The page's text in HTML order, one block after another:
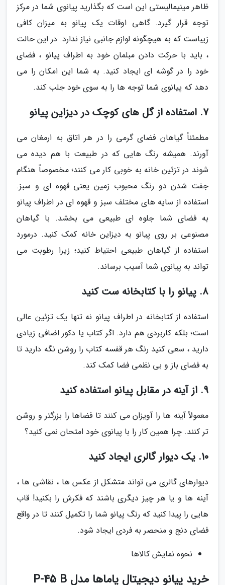
ظاهر مینیمالیستی این است که بگذارید پیانوی شما در مرکز
توجه قرار گیرد. گاهی اوقات یک پیانو به میزان کافی
زیباست که به هیچگونه لوازم جانبی نیاز ندارد. در این حالت
، باید با حرکت دادن مبلمان خود به اطراف پیانو ، فضای
خود را در گوشه ای ایجاد کنید. به شما این امکان را می
دهد که پیانوی شما توجه ها را به سوی خود جلب کند.
7. استفاده از گل های کوچک در دیزاین پیانو
مطمئناً گیاهان فضای گرمی را در هر اتاق به ارمغان می
آورند. همیشه رنگ هایی که در طبیعت با هم دیده می
شوند در تزئین خانه به خوبی کار می کنند؛ مخصوصاً هنگام
جفت شدن دو رنگ محبوب زمین یعنی قهوه ای و سبز.
استفاده از سایه های مختلف سبز و قهوه ای در اطراف پیانو
به فضای شما جلوه ای طبیعی می بخشد. با گیاهان
مصنوعی بر روی پیانو به دیزاین خانه کمک کنید. درمورد
استفاده از گیاهان طبیعی احتیاط کنید؛ زیرا رطوبت می
تواند به پیانوی شما آسیب برساند.
8. پیانو را با کتابخانه ست کنید
استفاده از کتابخانه در اطراف پیانو نه تنها یک تزئین عالی
است؛ بلکه کاربردی هم دارد. اگر کتاب یا دکور اضافی زیادی
دارید ، سعی کنید رنگ هر قفسه کتاب را روشن نگه دارید تا
به فضای باز و بی نظمی فضا کمک کند.
9. از آینه در مقابل پیانو استفاده کنید
معمولاً آینه ها را آویزان می کنند تا فضاها را بزرگتر و روشن
تر کنند. چرا همین کار را با پیانوی خود امتحان نمی کنید؟
10. یک دیوار گالری ایجاد کنید
دیوارهای گالری می تواند متشکل از عکس ها ، نقاشی ها ،
آینه ها و یا هر چیز دیگری باشند که فکرش را بکنید! قاب
هایی را پیدا کنید که رنگ پیانو شما را تکمیل کنند تا در واقع
فضای دنج و منحصر به فردی ایجاد شود.
نحوه نمایش کالاها
خرید پیانو دیجیتال یاماها مدل P-45 B